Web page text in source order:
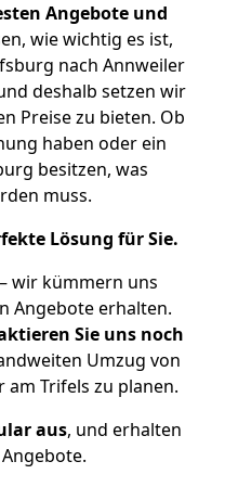
Angebote und
wie wichtig es ist,
nach Annweiler
deshalb setzen wir
Preise zu bieten. Ob
haben oder ein
besitzen, was
muss.
Lösung für Sie.
wir kümmern uns
Angebote erhalten.
Sie uns noch
Umzug von
Trifels zu planen.
aus, und erhalten